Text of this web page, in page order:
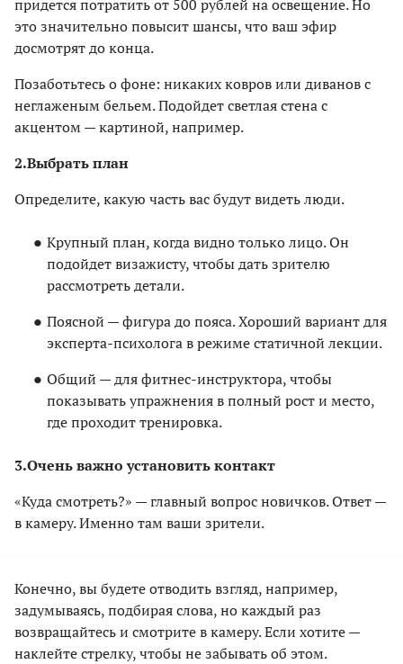
придется потратить от 500 рублей на освещение. Но
это значительно повысит шансы, что ваш эфир
досмотрят до конца.
Позаботьтесь о фоне: никаких ковров или диванов с
неглаженым бельем. Подойдет светлая стена с
акцентом — картиной, например.
2.Выбрать план
Определите, какую часть вас будут видеть люди.
Крупный план, когда видно только лицо. Он
подойдет визажисту, чтобы дать зрителю
рассмотреть детали.
Поясной — фигура до пояса. Хороший вариант для
эксперта-психолога в режиме статичной лекции.
Общий — для фитнес-инструктора, чтобы
показывать упражнения в полный рост и место,
где проходит тренировка.
3.Очень важно установить контакт
«Куда смотреть?» — главный вопрос новичков. Ответ —
в камеру. Именно там ваши зрители.
Конечно, вы будете отводить взгляд, например,
задумываясь, подбирая слова, но каждый раз
возвращайтесь и смотрите в камеру. Если хотите —
наклейте стрелку, чтобы не забывать об этом.